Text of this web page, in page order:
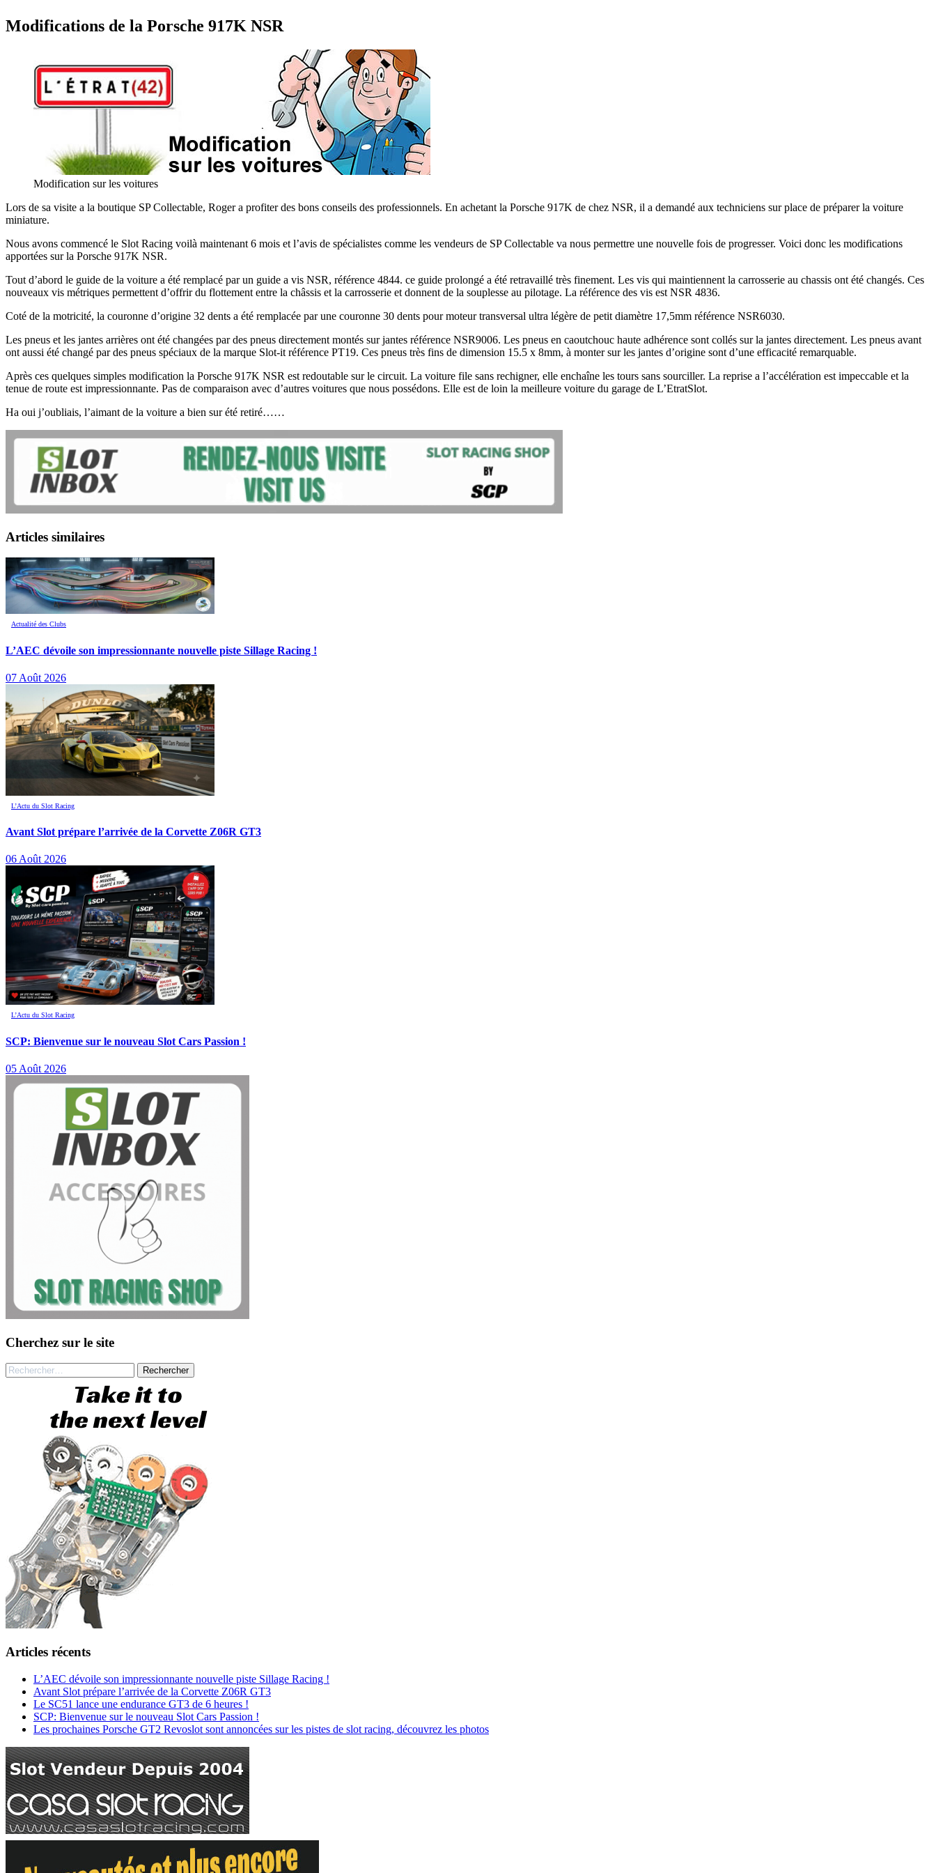
Modifications de la Porsche 917K NSR
Modification sur les voitures
Lors de sa visite a la boutique SP Collectable, Roger a profiter des bons conseils des professionnels. En achetant la Porsche 917K de chez NSR, il a demandé aux techniciens sur place de préparer la voiture
miniature.
Nous avons commencé le Slot Racing voilà maintenant 6 mois et l’avis de spécialistes comme les vendeurs de SP Collectable va nous permettre une nouvelle fois de progresser. Voici donc les modifications
apportées sur la Porsche 917K NSR.
Tout d’abord le guide de la voiture a été remplacé par un guide a vis NSR, référence 4844. ce guide prolongé a été retravaillé très finement. Les vis qui maintiennent la carrosserie au chassis ont été changés. Ces
nouveaux vis métriques permettent d’offrir du flottement entre la châssis et la carrosserie et donnent de la souplesse au pilotage. La référence des vis est NSR 4836.
Coté de la motricité, la couronne d’origine 32 dents a été remplacée par une couronne 30 dents pour moteur transversal ultra légère de petit diamètre 17,5mm référence NSR6030.
Les pneus et les jantes arrières ont été changées par des pneus directement montés sur jantes référence NSR9006. Les pneus en caoutchouc haute adhérence sont collés sur la jantes directement. Les pneus avant
ont aussi été changé par des pneus spéciaux de la marque Slot-it référence PT19. Ces pneus très fins de dimension 15.5 x 8mm, à monter sur les jantes d’origine sont d’une efficacité remarquable.
Après ces quelques simples modification la Porsche 917K NSR est redoutable sur le circuit. La voiture file sans rechigner, elle enchaîne les tours sans sourciller. La reprise a l’accélération est impeccable et la
tenue de route est impressionnante. Pas de comparaison avec d’autres voitures que nous possédons. Elle est de loin la meilleure voiture du garage de L’EtratSlot.
Ha oui j’oubliais, l’aimant de la voiture a bien sur été retiré……
Articles similaires
Actualité des Clubs
L’AEC dévoile son impressionnante nouvelle piste Sillage Racing !
07 Août 2026
L’Actu du Slot Racing
Avant Slot prépare l’arrivée de la Corvette Z06R GT3
06 Août 2026
L’Actu du Slot Racing
SCP: Bienvenue sur le nouveau Slot Cars Passion !
05 Août 2026
Cherchez sur le site
Rechercher :
Articles récents
L’AEC dévoile son impressionnante nouvelle piste Sillage Racing !
Avant Slot prépare l’arrivée de la Corvette Z06R GT3
Le SC51 lance une endurance GT3 de 6 heures !
SCP: Bienvenue sur le nouveau Slot Cars Passion !
Les prochaines Porsche GT2 Revoslot sont annoncées sur les pistes de slot racing, découvrez les photos